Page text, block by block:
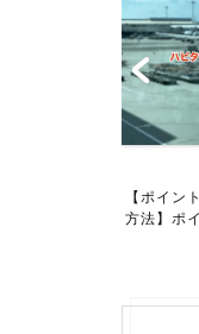
【ポイン
方法】ポ